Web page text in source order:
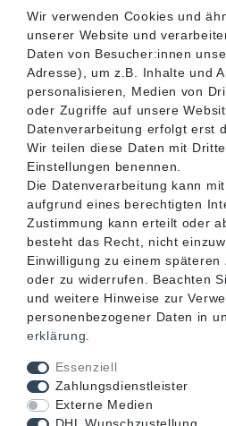
SERVICE
INFORMATIONEN
KONTAKT
Wir verwenden Cookies und
unserer Website und
Daten von Besucher:innen
Adresse), um z.B. Inhalte und
personalisieren, Medien von
oder Zugriffe auf unsere
Datenverarbeitung erfolgt erst
Wir teilen diese Daten mit
Einstellungen benennen.
Die Datenverarbeitung kann
aufgrund eines berechtigten
Zustimmung kann erteilt oder
besteht das Recht, nicht
Einwilligung zu einem späteren
oder zu widerrufen. Beachten
und weitere Hinweise zur
personenbezogener Daten in
erklärung
Essenziell
Zahlungsdienstleister
Externe Medien